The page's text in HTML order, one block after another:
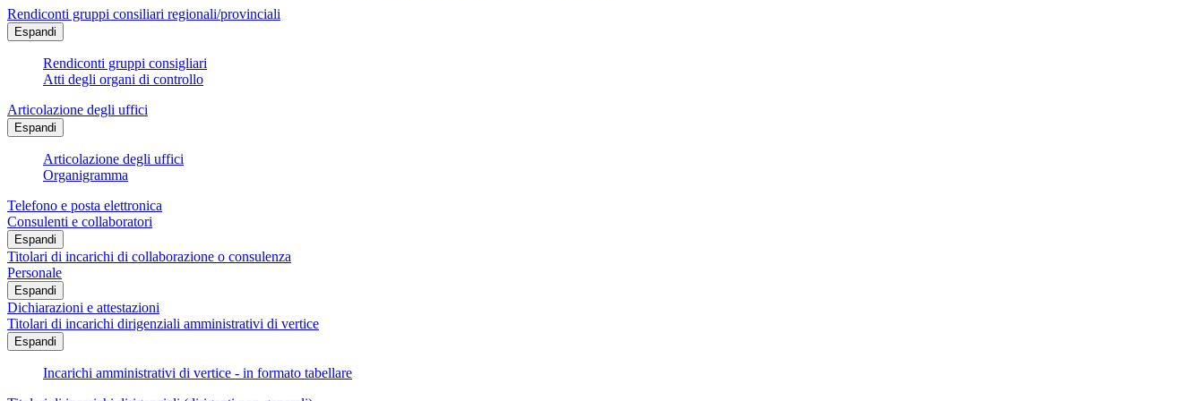
Rendiconti gruppi consiliari regionali/provinciali
Espandi
Rendiconti gruppi consigliari
Atti degli organi di controllo
Articolazione degli uffici
Espandi
Articolazione degli uffici
Organigramma
Telefono e posta elettronica
Consulenti e collaboratori
Espandi
Titolari di incarichi di collaborazione o consulenza
Personale
Espandi
Dichiarazioni e attestazioni
Titolari di incarichi dirigenziali amministrativi di vertice
Espandi
Incarichi amministrativi di vertice - in formato tabellare